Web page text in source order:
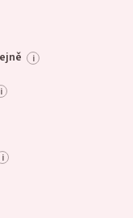
i
i
i